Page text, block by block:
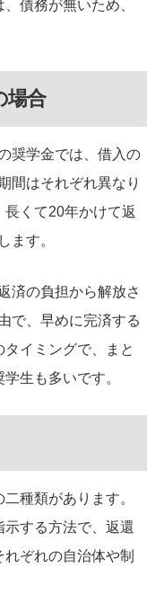
債務が無いため、
場合
奨学金では、借入の
間はそれぞれ異なり
長くて20年かけて返
ます。
済の負担から解放さ
で、早めに完済する
イミングで、まと
生も多いです。
種類があります。
する方法で、返還
ぞれの自治体や制